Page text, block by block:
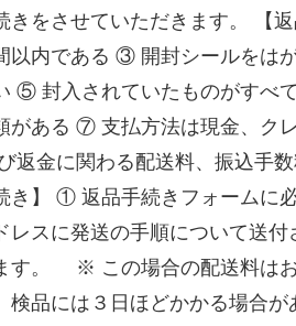
きをさせていただきます。 【
以内である ③ 開封シールをは
⑤ 封入されていたものがすべ
がある ⑦ 支払方法は現金、ク
返金に関わる配送料、振込手
き】 ① 返品手続きフォームに
レスに発送の手順について送
す。 ※ この場合の配送料は
検品には３日ほどかかる場合